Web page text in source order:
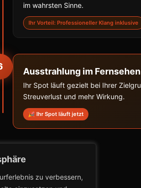
zu verbessern,
im wahrsten Sinne.
Ihr Vorteil: Professioneller Klang inklusive
Ausstrahlung im Fernsehen
Ihr Spot läuft gezielt bei Ihrer
Streuverlust und mehr Wirkung.
🎉 Ihr Spot läuft jetzt